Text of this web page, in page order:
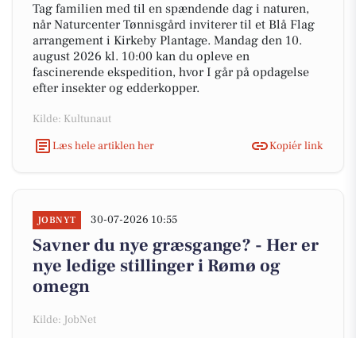
Tag familien med til en spændende dag i naturen,
når Naturcenter Tønnisgård inviterer til et Blå Flag
arrangement i Kirkeby Plantage. Mandag den 10.
august 2026 kl. 10:00 kan du opleve en
fascinerende ekspedition, hvor I går på opdagelse
efter insekter og edderkopper.
Kilde: Kultunaut
Læs hele artiklen her
Kopiér link
JOBNYT 30-07-2026 10:55
Savner du nye græsgange? - Her er
nye ledige stillinger i Rømø og
omegn
Kilde: JobNet